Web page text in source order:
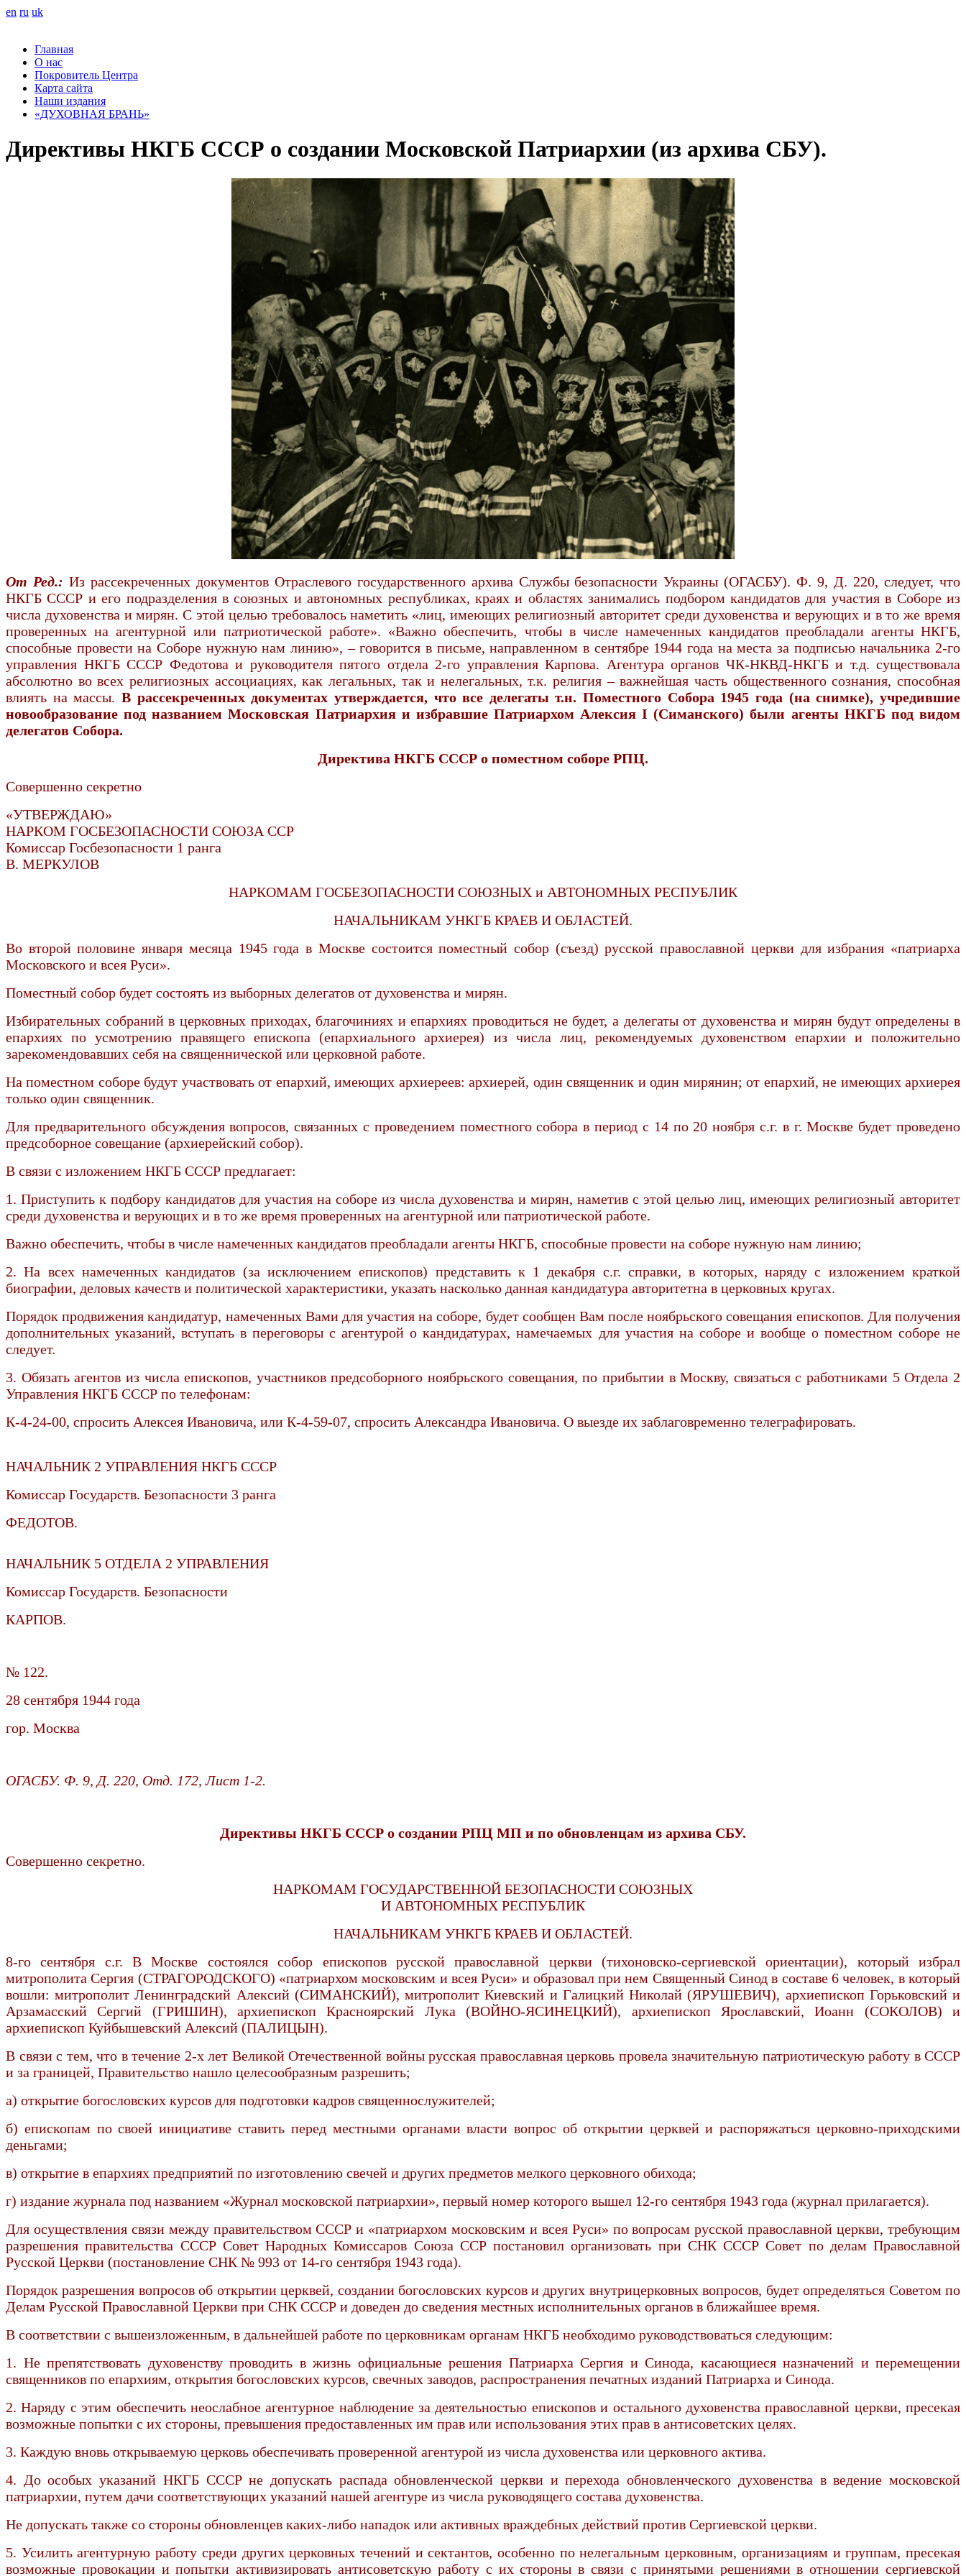
en ru uk
Главная
О нас
Покровитель Центра
Карта сайта
Наши издания
«ДУХОВНАЯ БРАНЬ»
Директивы НКГБ СССР о создании Московской Патриархии (из архива СБУ).
От Ред.: Из рассекреченных документов Отраслевого государственного архива Службы безопасности Украины (ОГАСБУ). Ф. 9, Д. 220, следует, что
НКГБ СССР и его подразделения в союзных и автономных республиках, краях и областях занимались подбором кандидатов для участия в Соборе из
числа духовенства и мирян. С этой целью требовалось наметить «лиц, имеющих религиозный авторитет среди духовенства и верующих и в то же время
проверенных на агентурной или патриотической работе». «Важно обеспечить, чтобы в числе намеченных кандидатов преобладали агенты НКГБ,
способные провести на Соборе нужную нам линию», – говорится в письме, направленном в сентябре 1944 года на места за подписью начальника 2-го
управления НКГБ СССР Федотова и руководителя пятого отдела 2-го управления Карпова. Агентура органов ЧК-НКВД-НКГБ и т.д. существовала
абсолютно во всех религиозных ассоциациях, как легальных, так и нелегальных, т.к. религия – важнейшая часть общественного сознания, способная
влиять на массы. В рассекреченных документах утверждается, что все делегаты т.н. Поместного Собора 1945 года (на снимке), учредившие
новообразование под названием Московская Патриархия и избравшие Патриархом Алексия I (Симанского) были агенты НКГБ под видом
делегатов Собора.
Директива НКГБ СССР о поместном соборе РПЦ.
Совершенно секретно
«УТВЕРЖДАЮ»
НАРКОМ ГОСБЕЗОПАСНОСТИ СОЮЗА ССР
Комиссар Госбезопасности 1 ранга
В. МЕРКУЛОВ
НАРКОМАМ ГОСБЕЗОПАСНОСТИ СОЮЗНЫХ и АВТОНОМНЫХ РЕСПУБЛИК
НАЧАЛЬНИКАМ УНКГБ КРАЕВ И ОБЛАСТЕЙ.
Во второй половине января месяца 1945 года в Москве состоится поместный собор (съезд) русской православной церкви для избрания «патриарха
Московского и всея Руси».
Поместный собор будет состоять из выборных делегатов от духовенства и мирян.
Избирательных собраний в церковных приходах, благочиниях и епархиях проводиться не будет, а делегаты от духовенства и мирян будут определены в
епархиях по усмотрению правящего епископа (епархиального архиерея) из числа лиц, рекомендуемых духовенством епархии и положительно
зарекомендовавших себя на священнической или церковной работе.
На поместном соборе будут участвовать от епархий, имеющих архиереев: архиерей, один священник и один мирянин; от епархий, не имеющих архиерея
только один священник.
Для предварительного обсуждения вопросов, связанных с проведением поместного собора в период с 14 по 20 ноября с.г. в г. Москве будет проведено
предсоборное совещание (архиерейский собор).
В связи с изложением НКГБ СССР предлагает:
1. Приступить к подбору кандидатов для участия на соборе из числа духовенства и мирян, наметив с этой целью лиц, имеющих религиозный авторитет
среди духовенства и верующих и в то же время проверенных на агентурной или патриотической работе.
Важно обеспечить, чтобы в числе намеченных кандидатов преобладали агенты НКГБ, способные провести на соборе нужную нам линию;
2. На всех намеченных кандидатов (за исключением епископов) представить к 1 декабря с.г. справки, в которых, наряду с изложением краткой
биографии, деловых качеств и политической характеристики, указать насколько данная кандидатура авторитетна в церковных кругах.
Порядок продвижения кандидатур, намеченных Вами для участия на соборе, будет сообщен Вам после ноябрьского совещания епископов. Для получения
дополнительных указаний, вступать в переговоры с агентурой о кандидатурах, намечаемых для участия на соборе и вообще о поместном соборе не
следует.
3. Обязать агентов из числа епископов, участников предсоборного ноябрьского совещания, по прибытии в Москву, связаться с работниками 5 Отдела 2
Управления НКГБ СССР по телефонам:
К-4-24-00, спросить Алексея Ивановича, или К-4-59-07, спросить Александра Ивановича. О выезде их заблаговременно телеграфировать.
НАЧАЛЬНИК 2 УПРАВЛЕНИЯ НКГБ СССР
Комиссар Государств. Безопасности 3 ранга
ФЕДОТОВ.
НАЧАЛЬНИК 5 ОТДЕЛА 2 УПРАВЛЕНИЯ
Комиссар Государств. Безопасности
КАРПОВ.
№ 122.
28 сентября 1944 года
гор. Москва
ОГАСБУ. Ф. 9, Д. 220, Отд. 172, Лист 1-2.
Директивы НКГБ СССР о создании РПЦ МП и по обновленцам из архива СБУ.
Совершенно секретно.
НАРКОМАМ ГОСУДАРСТВЕННОЙ БЕЗОПАСНОСТИ СОЮЗНЫХ
И АВТОНОМНЫХ РЕСПУБЛИК
НАЧАЛЬНИКАМ УНКГБ КРАЕВ И ОБЛАСТЕЙ.
8-го сентября с.г. В Москве состоялся собор епископов русской православной церкви (тихоновско-сергиевской ориентации), который избрал
митрополита Сергия (СТРАГОРОДСКОГО) «патриархом московским и всея Руси» и образовал при нем Священный Синод в составе 6 человек, в который
вошли: митрополит Ленинградский Алексий (СИМАНСКИЙ), митрополит Киевский и Галицкий Николай (ЯРУШЕВИЧ), архиепископ Горьковский и
Арзамасский Сергий (ГРИШИН), архиепископ Красноярский Лука (ВОЙНО-ЯСИНЕЦКИЙ), архиепископ Ярославский, Иоанн (СОКОЛОВ) и
архиепископ Куйбышевский Алексий (ПАЛИЦЫН).
В связи с тем, что в течение 2-х лет Великой Отечественной войны русская православная церковь провела значительную патриотическую работу в СССР
и за границей, Правительство нашло целесообразным разрешить;
а) открытие богословских курсов для подготовки кадров священнослужителей;
б) епископам по своей инициативе ставить перед местными органами власти вопрос об открытии церквей и распоряжаться церковно-приходскими
деньгами;
в) открытие в епархиях предприятий по изготовлению свечей и других предметов мелкого церковного обихода;
г) издание журнала под названием «Журнал московской патриархии», первый номер которого вышел 12-го сентября 1943 года (журнал прилагается).
Для осуществления связи между правительством СССР и «патриархом московским и всея Руси» по вопросам русской православной церкви, требующим
разрешения правительства СССР Совет Народных Комиссаров Союза ССР постановил организовать при СНК СССР Совет по делам Православной
Русской Церкви (постановление СНК № 993 от 14-го сентября 1943 года).
Порядок разрешения вопросов об открытии церквей, создании богословских курсов и других внутрицерковных вопросов, будет определяться Советом по
Делам Русской Православной Церкви при СНК СССР и доведен до сведения местных исполнительных органов в ближайшее время.
В соответствии с вышеизложенным, в дальнейшей работе по церковникам органам НКГБ необходимо руководствоваться следующим:
1. Не препятствовать духовенству проводить в жизнь официальные решения Патриарха Сергия и Синода, касающиеся назначений и перемещении
священников по епархиям, открытия богословских курсов, свечных заводов, распространения печатных изданий Патриарха и Синода.
2. Наряду с этим обеспечить неослабное агентурное наблюдение за деятельностью епископов и остального духовенства православной церкви, пресекая
возможные попытки с их стороны, превышения предоставленных им прав или использования этих прав в антисоветских целях.
3. Каждую вновь открываемую церковь обеспечивать проверенной агентурой из числа духовенства или церковного актива.
4. До особых указаний НКГБ СССР не допускать распада обновленческой церкви и перехода обновленческого духовенства в ведение московской
патриархии, путем дачи соответствующих указаний нашей агентуре из числа руководящего состава духовенства.
Не допускать также со стороны обновленцев каких-либо нападок или активных враждебных действий против Сергиевской церкви.
5. Усилить агентурную работу среди других церковных течений и сектантов, особенно по нелегальным церковным, организациям и группам, пресекая
возможные провокации и попытки активизировать антисоветскую работу с их стороны в связи с принятыми решениями в отношении сергиевской